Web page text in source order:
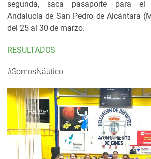
segunda, saca pasaporte para el
Andalucía de San Pedro de Alcántara
del 25 al 30 de marzo.
RESULTADOS
#SomosNáutico